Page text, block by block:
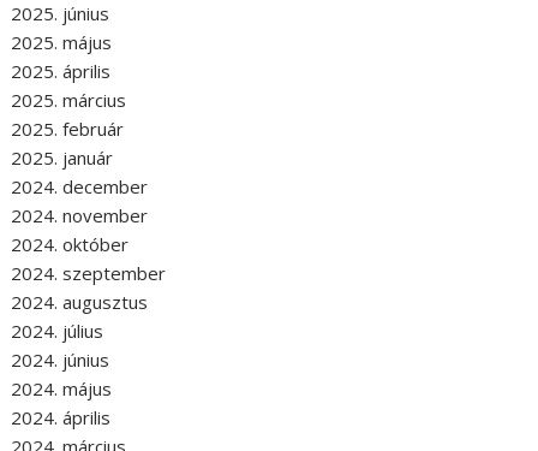
2025. június
2025. május
2025. április
2025. március
2025. február
2025. január
2024. december
2024. november
2024. október
2024. szeptember
2024. augusztus
2024. július
2024. június
2024. május
2024. április